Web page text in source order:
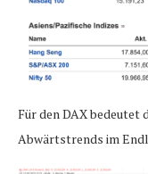
Für den DAX bedeutet
Abwärtstrends im